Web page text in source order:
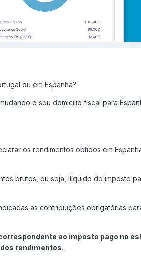
ou em Espanha?
o seu domicilio fiscal para
os rendimentos obtidos em
brutos, ou seja, ilíquido de imposto
as contribuições obrigatórias
ao imposto pago no
rendimentos.